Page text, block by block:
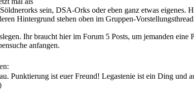
sein, DSA-Orks oder eben ganz etwas eigenes.
Hintergrund stehen oben im Gruppen-
Ihr braucht hier im Forum 5 Posts, um jemanden
anfangen.
Punktierung ist euer Freund! Legastenie ist ein Ding